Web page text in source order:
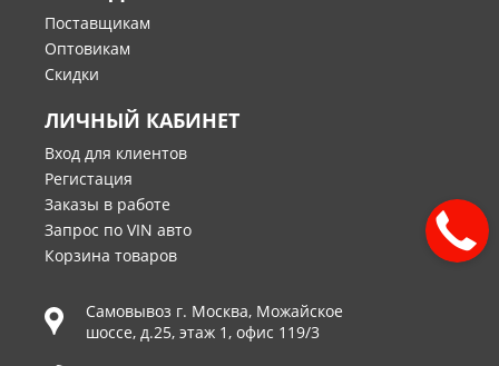
Поставщикам
Оптовикам
Скидки
ЛИЧНЫЙ КАБИНЕТ
Вход для клиентов
Регистация
Заказы в работе
Запрос по VIN авто
Корзина товаров
Самовывоз г. Москва, Можайское
шоссе, д.25, этаж 1, офис 119/3